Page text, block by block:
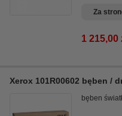
Za
1 215,00
Xerox 101R00602 bęben /
bęben